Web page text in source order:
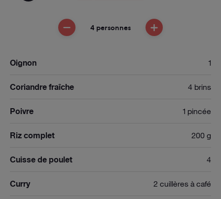
ENLEVER UNE PERSONNE
4 personnes AJOUTER UNE
Oignon 1
Coriandre fraîche 4 brins
Poivre 1 pincée
Riz complet 200 g
Cuisse de poulet 4
Curry 2 cuillères à café